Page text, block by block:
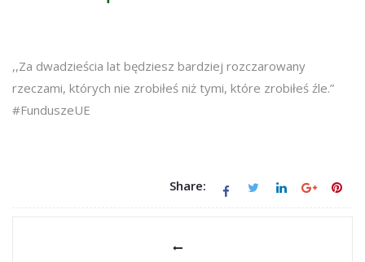
,,Za dwadzieścia lat będziesz bardziej rozczarowany
rzeczami, których nie zrobiłeś niż tymi, które zrobiłeś źle.”
#FunduszeUE
Share: